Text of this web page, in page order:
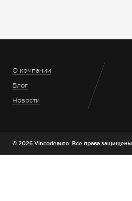
О компании
Блог
Новости
© 2026 Vincodeauto. Все права защищены.